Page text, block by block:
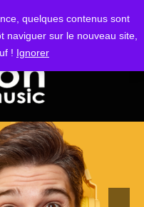
quelques contenus sont
naviguer sur le nouveau site,
! Ignorer
S'IDENTIFIER